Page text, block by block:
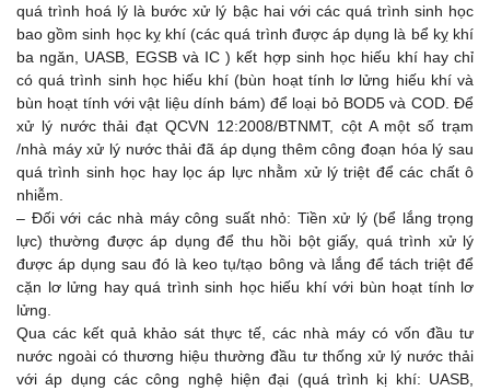
quá trình hoá lý là bước xử lý bậc hai với các quá trình sinh học
bao gồm sinh học kỵ khí (các quá trình được áp dụng là bể kỵ khí
ba ngăn, UASB, EGSB và IC ) kết hợp sinh học hiếu khí hay chỉ
có quá trình sinh học hiếu khí (bùn hoạt tính lơ lửng hiếu khí và
bùn hoạt tính với vật liệu dính bám) để loại bỏ BOD5 và COD. Để
xử lý nước thải đạt QCVN 12:2008/BTNMT, cột A một số trạm
/nhà máy xử lý nước thải đã áp dụng thêm công đoạn hóa lý sau
quá trình sinh học hay lọc áp lực nhằm xử lý triệt để các chất ô
nhiễm.
– Đối với các nhà máy công suất nhỏ: Tiền xử lý (bể lắng trọng
lực) thường được áp dụng để thu hồi bột giấy, quá trình xử lý
được áp dụng sau đó là keo tụ/tạo bông và lắng để tách triệt để
cặn lơ lửng hay quá trình sinh học hiếu khí với bùn hoạt tính lơ
lửng.
Qua các kết quả khảo sát thực tế, các nhà máy có vốn đầu tư
nước ngoài có thương hiệu thường đầu tư thống xử lý nước thải
với áp dụng các công nghệ hiện đại (quá trình kị khí: UASB,